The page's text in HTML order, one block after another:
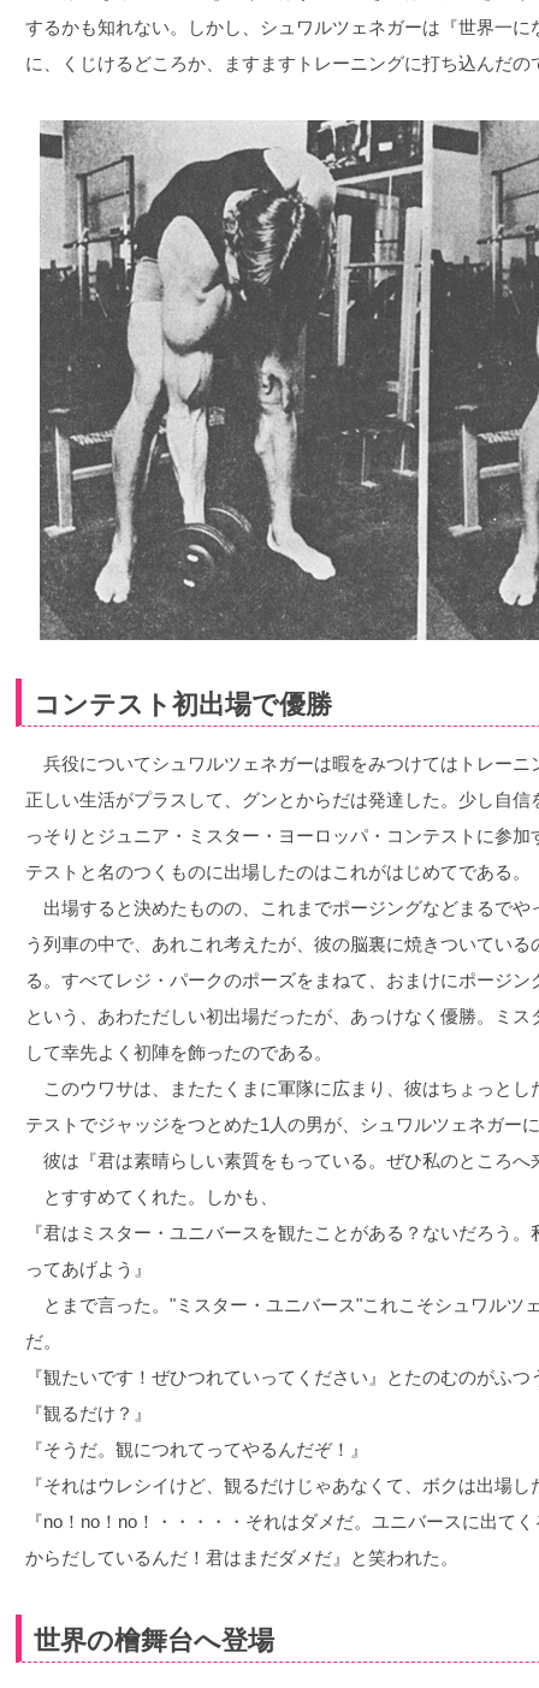
するかも知れない。しかし、シュワルツェネガーは『世界一
に、くじけるどころか、ますますトレーニングに打ち込んだの
コンテスト初出場で優勝
兵役についてシュワルツェネガーは暇をみつけてはトレーニ
正しい生活がプラスして、グンとからだは発達した。少し自
っそりとジュニア・ミスター・ヨーロッパ・コンテストに参
テストと名のつくものに出場したのはこれがはじめてである。
出場すると決めたものの、これまでポージングなどまるでや
う列車の中で、あれこれ考えたが、彼の脳裏に焼きついてい
る。すべてレジ・パークのポーズをまねて、おまけにポージ
という、あわただしい初出場だったが、あっけなく優勝。ミ
して幸先よく初陣を飾ったのである。
このウワサは、またたくまに軍隊に広まり、彼はちょっとし
テストでジャッジをつとめた1人の男が、シュワルツェネガー
彼は『君は素晴らしい素質をもっている。ぜひ私のところへ
とすすめてくれた。しかも、
『君はミスター・ユニバースを観たことがある？ないだろう
ってあげよう』
とまで言った。"ミスター・ユニバース"これこそシュワルツ
だ。
『観たいです！ぜひつれていってください』とたのむのがふ
『観るだけ？』
『そうだ。観につれてってやるんだぞ！』
『それはウレシイけど、観るだけじゃあなくて、ボクは出場し
『no！no！no！・・・・・それはダメだ。ユニバースに出て
からだしているんだ！君はまだダメだ』と笑われた。
世界の檜舞台へ登場